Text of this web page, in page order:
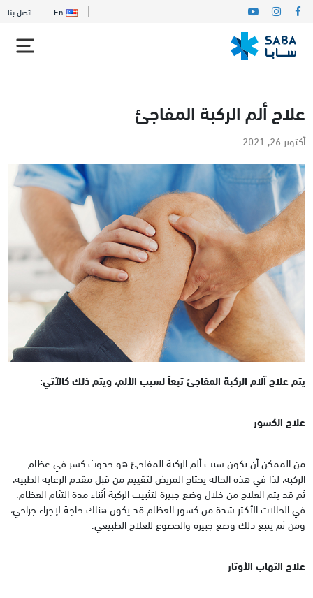
En اتصل بنا
علاج ألم الركبة المفاجئ
أكتوبر 26, 2021
يتم علاج آلام الركبة المفاجئ تبعاً لسبب الألم، ويتم ذلك كالآتي:
علاج الكسور
من الممكن أن يكون سبب ألم الركبة المفاجئ هو حدوث كسر في عظام
الركبة، لذا في هذه الحالة يحتاج المريض لتقييم من قبل مقدم الرعاية الطبية،
ثم قد يتم العلاج من خلال وضع جبيرة لتثبيت الركبة أثناء مدة التئام العظام.
في الحالات الأكثر شدة من كسور العظام قد يكون هناك حاجة لإجراء جراحي،
ومن ثم يتبع ذلك وضع جبيرة والخضوع للعلاج الطبيعي.
علاج التهاب الأوتار